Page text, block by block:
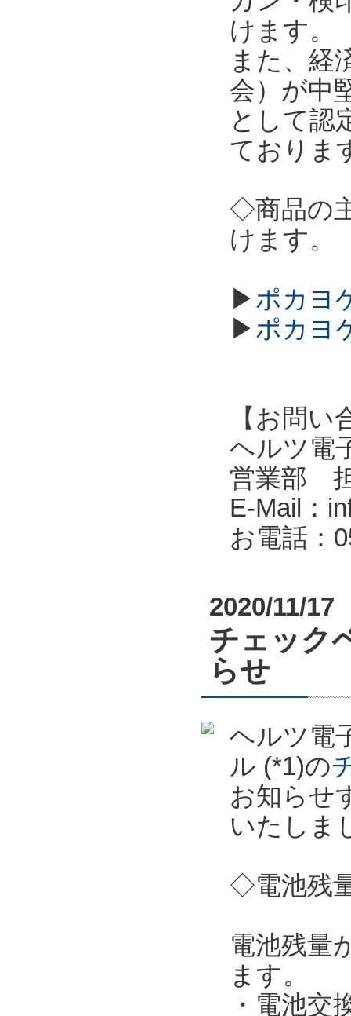
けます。
また、経
会）が中
として認
ておりま
◇商品の
けます。
▶ポカヨ
▶ポカヨ
【お問い
ヘルツ電
営業部
E-Mail：
お電話：
2020/11/17
チェック
らせ
ヘルツ電
ル (*1)の
お知らせ
いたしま
◇電池残
電池残量
ます。
・電池